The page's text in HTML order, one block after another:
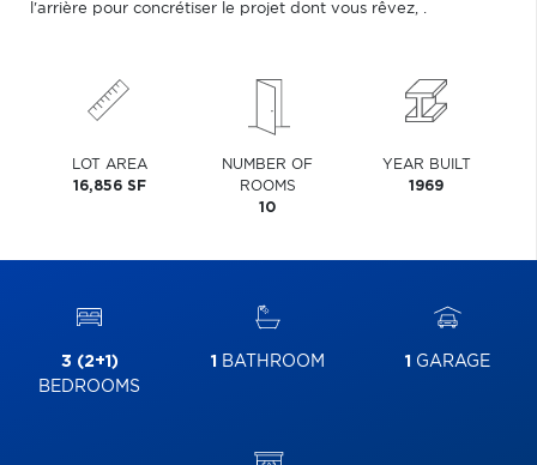
l'arrière pour concrétiser le projet dont vous rêvez, .
LOT AREA
16,856 SF
NUMBER OF
ROOMS
10
YEAR BUILT
1969
3 (2+1)
BEDROOMS
1 BATHROOM 1 GARAGE